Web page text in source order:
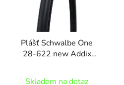
Plášť Schwalbe One
28-622 new Addix
Skladem na dotaz